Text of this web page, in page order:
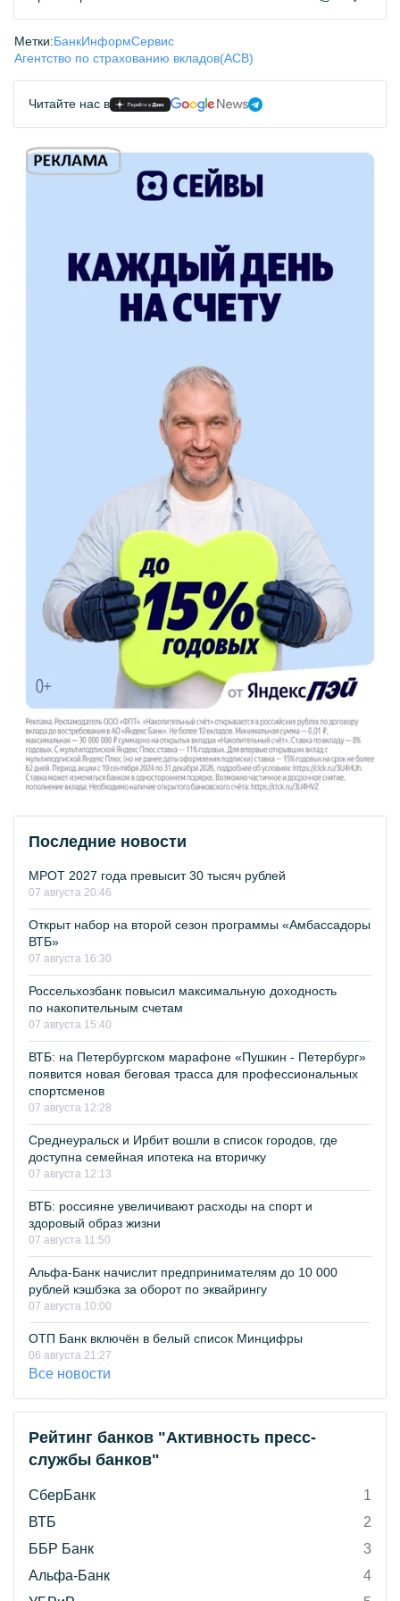
Метки:БанкИнформСервис
Агентство по страхованию вкладов(АСВ)
Читайте нас в
Последние новости
МРОТ 2027 года превысит 30 тысяч рублей
07 августа 20:46
Открыт набор на второй сезон программы «Амбассадоры
ВТБ»
07 августа 16:30
Россельхозбанк повысил максимальную доходность
по накопительным счетам
07 августа 15:40
ВТБ: на Петербургском марафоне «Пушкин - Петербург»
появится новая беговая трасса для профессиональных
спортсменов
07 августа 12:28
Среднеуральск и Ирбит вошли в список городов, где
доступна семейная ипотека на вторичку
07 августа 12:13
ВТБ: россияне увеличивают расходы на спорт и
здоровый образ жизни
07 августа 11:50
Альфа-Банк начислит предпринимателям до 10 000
рублей кэшбэка за оборот по эквайрингу
07 августа 10:00
ОТП Банк включён в белый список Минцифры
06 августа 21:27
Все новости
Рейтинг банков "Активность пресс-
службы банков"
СберБанк
1
ВТБ
2
ББР Банк
3
Альфа-Банк
4